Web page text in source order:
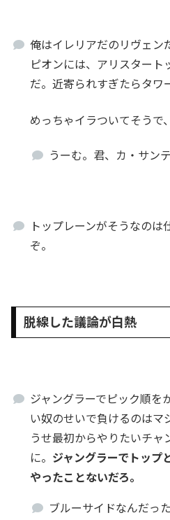
俺はイレリアだのリヴェン
ピオンには、アリスタート
だ。近寄られすぎたらタワ
めっちゃイラついてそうで
うーむ。君、カ・サン
トップレーンがそうなのは
ぞ。
脱線した議論が白熱
ジャングラーでピック順を
い奴のせいで負けるのはマ
うせ最初からやりたいチャ
に。 ジャングラーでトップ
やったことないだろ。
ブルーサイドなんだっ